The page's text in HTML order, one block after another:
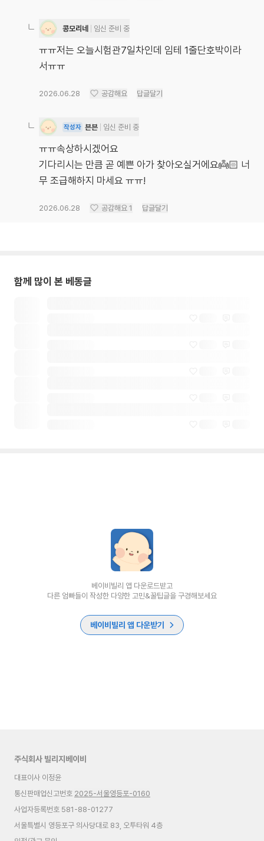
콩모리네 임신 준비 중
ㅠㅠ저는 오늘시험관7일차인데 임테 1줄단호박이라
서ㅠㅠ
2026.06.28 공감해요 답글달기
작성자 븐븐 임신 준비 중
ㅠㅠ속상하시겠어요
기다리시는 만큼 곧 예쁜 아가 찾아오실거에요👼🏻 너
무 조급해하지 마세요 ㅠㅠ!
2026.06.28 공감해요 1 답글달기
함께 많이 본 베동글
베이비빌리 앱 다운로드받고
다른 엄빠들이 작성한 다양한 고민&꿀팁글을 구경해보세요
베이비빌리 앱 다운받기
주식회사 빌리지베이비
대표이사 이정윤
통신판매업신고번호 2025-서울영등포-0160
사업자등록번호 581-88-01277
서울특별시 영등포구 의사당대로 83, 오투타워 4층